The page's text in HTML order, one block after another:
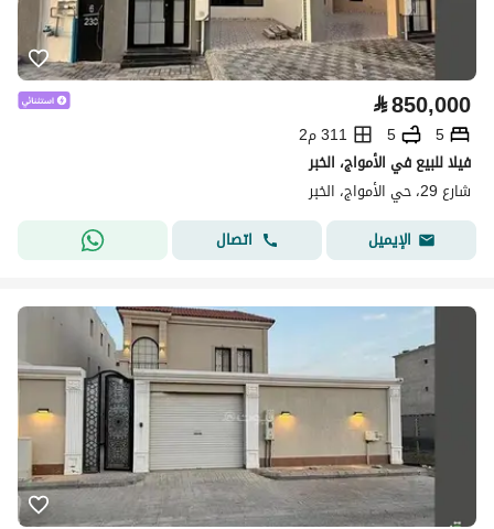
⃁850,000
5
5
311 م2
فيلا للبيع في الأمواج، الخبر
شارع 29، حي الأمواج، الخبر
الإيميل
اتصال